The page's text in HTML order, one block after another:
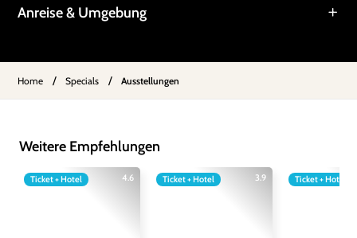
Anreise & Umgebung
Home / Specials / Ausstellungen
Weitere Empfehlungen
4.6
Ticket + Hotel 3.9
Ticket + Hotel Ticket + Hotel